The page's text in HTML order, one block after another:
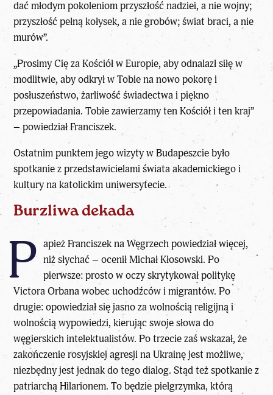
dać młodym pokoleniom przyszłość nadziei, a nie wojny;
przyszłość pełną kołysek, a nie grobów; świat braci, a nie
murów”.
„Prosimy Cię za Kościół w Europie, aby odnalazł siłę w
modlitwie, aby odkrył w Tobie na nowo pokorę i
posłuszeństwo, żarliwość świadectwa i piękno
przepowiadania. Tobie zawierzamy ten Kościół i ten kraj”
– powiedział Franciszek.
Ostatnim punktem jego wizyty w Budapeszcie było
spotkanie z przedstawicielami świata akademickiego i
kultury na katolickim uniwersytecie.
Burzliwa dekada
P apież Franciszek na Węgrzech powiedział więcej,
niż słychać – ocenił Michał Kłosowski. Po
pierwsze: prosto w oczy skrytykował politykę
Victora Orbana wobec uchodźców i migrantów. Po
drugie: opowiedział się jasno za wolnością religijną i
wolnością wypowiedzi, kierując swoje słowa do
węgierskich intelektualistów. Po trzecie zaś wskazał, że
zakończenie rosyjskiej agresji na Ukrainę jest możliwe,
niezbędny jest jednak do tego dialog. Stąd też spotkanie z
patriarchą Hilarionem. To będzie pielgrzymka, którą